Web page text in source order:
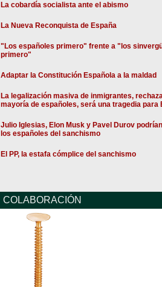
La cobardía socialista ante el abismo
La Nueva Reconquista de España
"Los españoles primero" frente a "los
primero"
Adaptar la Constitución Española a la maldad
La legalización masiva de inmigrantes,
mayoría de españoles, será una tragedia para
Julio Iglesias, Elon Musk y Pavel Durov
los españoles del sanchismo
El PP, la estafa cómplice del sanchismo
COLABORACIÓN